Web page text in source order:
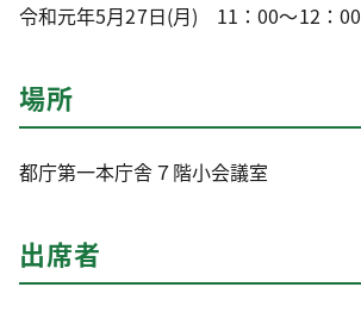
令和元年5月27日(月) 11：00～12：00
場所
都庁第一本庁舎７階小会議室
出席者